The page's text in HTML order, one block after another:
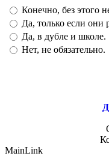
Конечно, без этого
Да, только если они
Да, в дубле и школе.
Нет, не обязательно.
MainLink